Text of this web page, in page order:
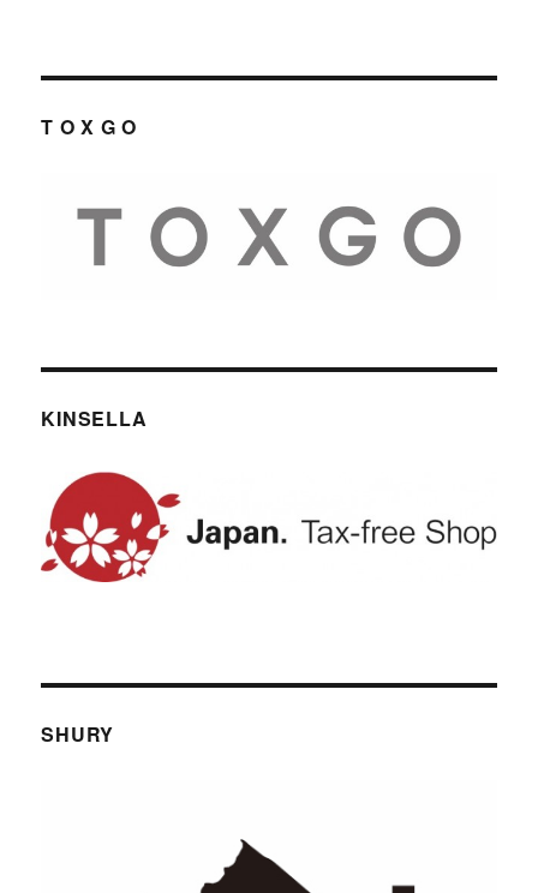
T O X G O
KINSELLA
SHURY